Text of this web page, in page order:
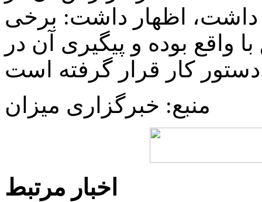
داشت، اظهار داشت: برخی
واقع بوده و پیگیری آن در
منبع: خبرگزاری میزان
اخبار مرتبط